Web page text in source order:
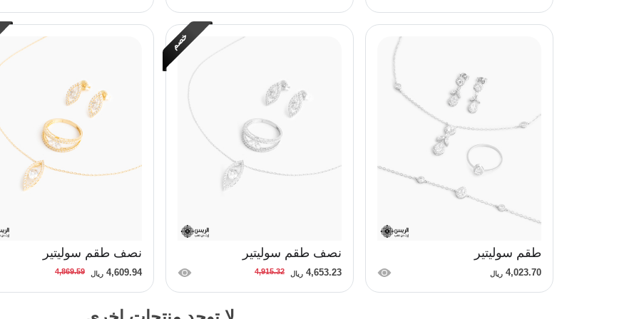
طقم سوليتير
4,023.70 ريال
خصم
نصف طقم سوليتير
4,653.23 ريال 4,915.32
نصف طقم سوليتير
4,609.94 ريال 4,869.59